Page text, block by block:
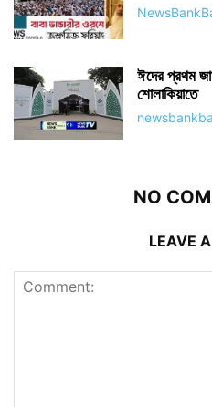
ঈদের প্রথম
শোলাকিয়াতে
NO
LEAVE